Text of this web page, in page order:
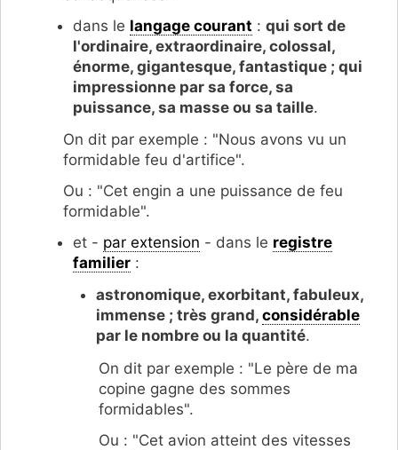
dans le langage courant : qui sort de
l'ordinaire, extraordinaire, colossal,
énorme, gigantesque, fantastique ; qui
impressionne par sa force, sa
puissance, sa masse ou sa taille.
On dit par exemple : "Nous avons vu un
formidable feu d'artifice".
Ou : "Cet engin a une puissance de feu
formidable".
et - par extension - dans le registre
familier :
astronomique, exorbitant, fabuleux,
immense ; très grand, considérable
par le nombre ou la quantité.
On dit par exemple : "Le père de ma
copine gagne des sommes
formidables".
Ou : "Cet avion atteint des vitesses